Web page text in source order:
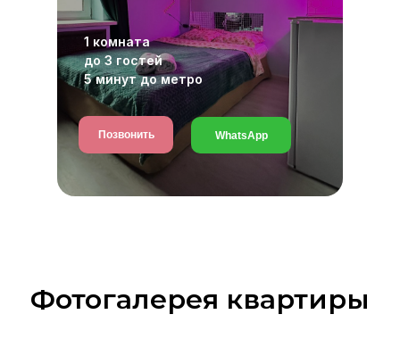
1 комната
до 3 гостей
5 минут до метро
Позвонить WhatsApp
Фотогалерея квартиры